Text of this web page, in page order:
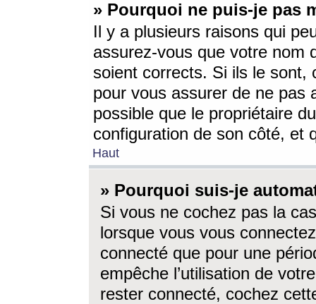
» Pourquoi ne puis-je pas
Il y a plusieurs raisons qui
assurez-vous que votre nom
soient corrects. Si ils le sont,
pour vous assurer de ne pas
possible que le propriétaire
configuration de son côté, et
Haut
» Pourquoi suis-je
Si vous ne cochez pas la
lorsque vous vous
connecté que pour une
empêche l’utilisation de
rester connecté, cochez